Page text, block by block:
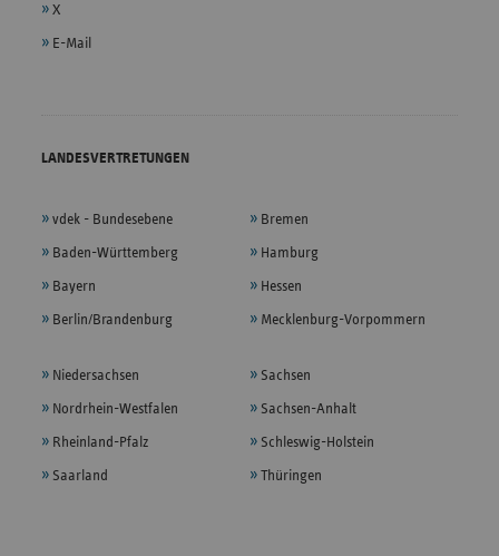
X
E-Mail
LANDESVERTRETUNGEN
vdek - Bundesebene
Baden-Württemberg
Bayern
Berlin/Brandenburg
Bremen
Hamburg
Hessen
Mecklenburg-Vorpommern
Niedersachsen
Nordrhein-Westfalen
Rheinland-Pfalz
Saarland
Sachsen
Sachsen-Anhalt
Schleswig-Holstein
Thüringen